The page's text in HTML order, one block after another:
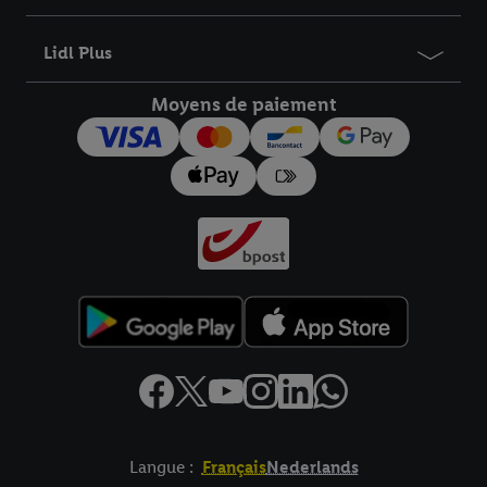
Lidl Plus
Moyens de paiement
Langue : FrançaisNederlands
informations sur la durée de conservation des données et votre
pour l’avenir dans notre
déclaration relative à la protection des